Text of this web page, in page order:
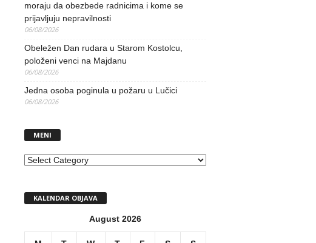
moraju da obezbede radnicima i kome se
prijavljuju nepravilnosti
06/08/2026
Obeležen Dan rudara u Starom Kostolcu,
položeni venci na Majdanu
06/08/2026
Jedna osoba poginula u požaru u Lučici
06/08/2026
MENI
MENI
KALENDAR OBJAVA
August 2026